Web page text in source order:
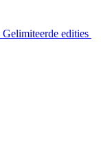
Gelimiteerde edities